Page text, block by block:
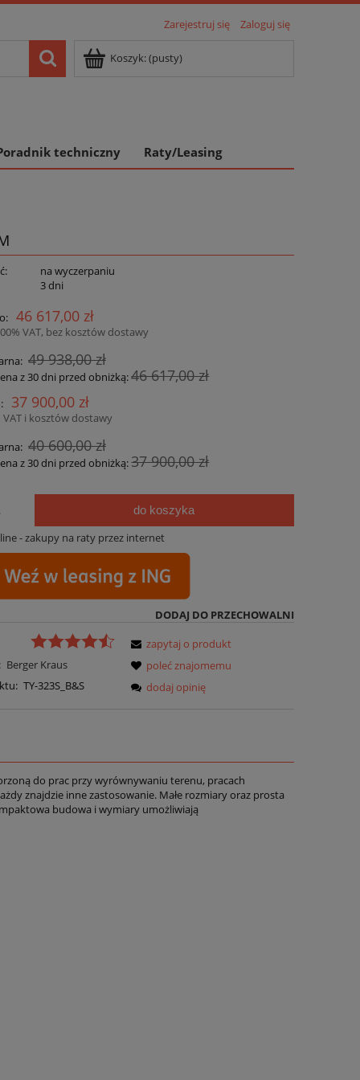
Zarejestruj się Zaloguj się
Koszyk:(pusty)
techniczny Raty/Leasing
na wyczerpaniu
3 dni
46 617,00 zł
VAT, bez kosztów dostawy
49 938,00 zł
z 30 dni przed obniżką:46 617,00 zł
37 900,00 zł
VAT i kosztów dostawy
40 600,00 zł
z 30 dni przed obniżką:37 900,00 zł
do koszyka
DODAJ DO PRZECHOWALNI
Berger Kraus
TY-323S_B&S
zapytaj o produkt
poleć znajomemu
dodaj opinię
do prac przy wyrównywaniu terenu, pracach
znajdzie inne zastosowanie. Małe rozmiary oraz prosta
budowa i wymiary umożliwiają